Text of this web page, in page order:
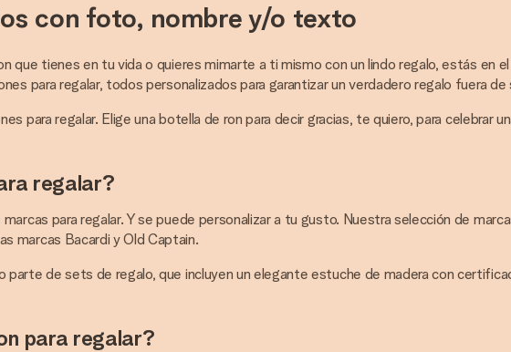
con foto, nombre y/o texto
que tienes en tu vida o quieres mimarte a ti mismo con un lindo regalo, estás en
para regalar, todos personalizados para garantizar un verdadero regalo fuera de
para regalar. Elige una botella de ron para decir gracias, te quiero, para celebrar
regalar?
para regalar. Y se puede personalizar a tu gusto. Nuestra selección de
marcas Bacardi y Old Captain.
de sets de regalo, que incluyen un elegante estuche de madera con
para regalar?